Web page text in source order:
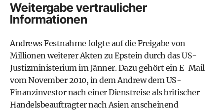
Weitergabe vertraulicher
Informationen
Andrews Festnahme folgte auf die Freigabe von
Millionen weiterer Akten zu Epstein durch das US-
Justizministerium im Jänner. Dazu gehört ein E-Mail
vom November 2010, in dem Andrew dem US-
Finanzinvestor nach einer Dienstreise als britischer
Handelsbeauftragter nach Asien anscheinend